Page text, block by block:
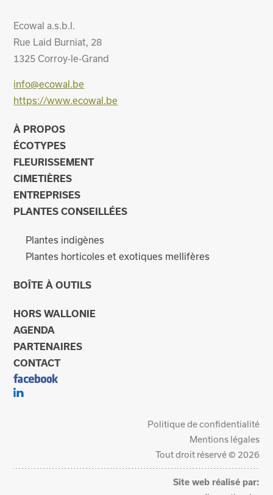
Ecowal a.s.b.l.
Rue Laid Burniat, 28
1325 Corroy-le-Grand
info@ecowal.be
https://www.ecowal.be
À PROPOS
ÉCOTYPES
FLEURISSEMENT
CIMETIÈRES
ENTREPRISES
PLANTES CONSEILLÉES
Plantes indigènes
Plantes horticoles et exotiques mellifères
BOÎTE À OUTILS
HORS WALLONIE
AGENDA
PARTENAIRES
CONTACT
Politique de confidentialité
Mentions légales
Tout droit réservé © 2026
Site web réalisé par: